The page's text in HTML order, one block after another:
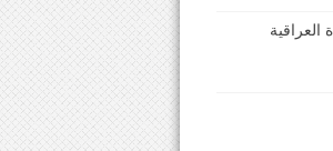
العراقية